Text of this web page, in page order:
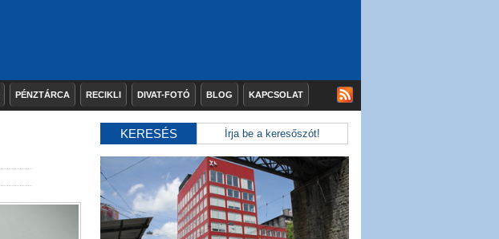
PÉNZTÁRCA RECIKLI DIVAT-FOTÓ BLOG KAPCSOLAT
KERESÉS